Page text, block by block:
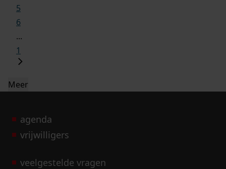
5
6
...
1
Meer
agenda
vrijwilligers
veelgestelde vragen